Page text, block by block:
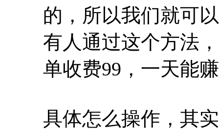
的，所以我们就可
有人通过这个方法
单收费99，一天能
具体怎么操作，其